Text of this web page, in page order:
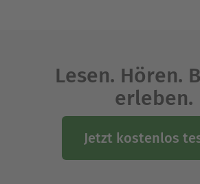
Lesen. Hören.
erleben.
Jetzt kostenlos